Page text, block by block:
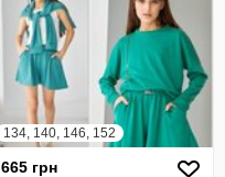
134, 140, 146, 152
665 грн